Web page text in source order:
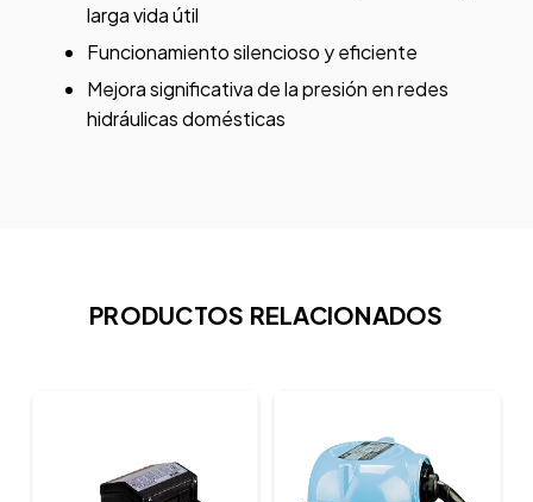
larga vida útil
Funcionamiento silencioso y eficiente
Mejora significativa de la presión en redes
hidráulicas domésticas
PRODUCTOS RELACIONADOS